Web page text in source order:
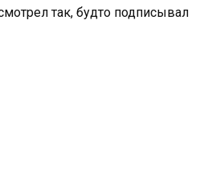
так, будто подписывал